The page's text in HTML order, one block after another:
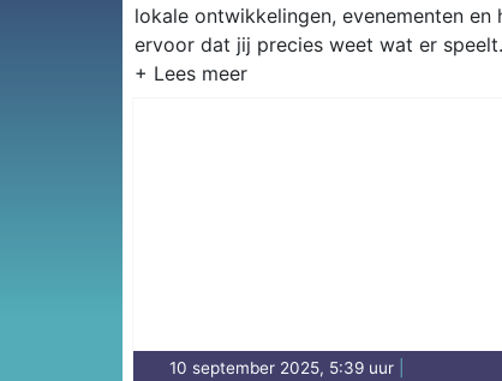
lokale ontwikkelingen, evenementen
ervoor dat jij precies weet wat er speelt.
Van werkzaamheden op de A2 en de
weersbericht voor Midden-Limburg
10 september 2025, 5:39 uur